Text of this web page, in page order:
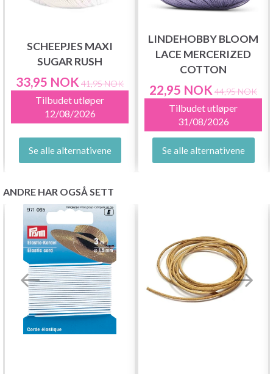
SCHEEPJES MAXI
SUGAR RUSH
33,95 NOK 41,95 NOK
Tilbudet utløper
12/08/2026
Se alle alternativene
LINDEHOBBY BLOOM
LACE MERCERIZED
COTTON
22,95 NOK 44,95 NOK
Tilbudet utløper
31/08/2026
Se alle alternativene
ANDRE HAR OGSÅ SETT